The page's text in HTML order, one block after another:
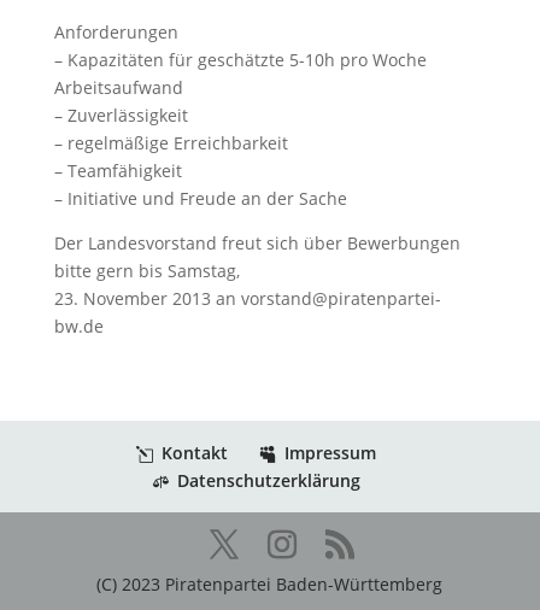
Anforderungen
– Kapazitäten für geschätzte 5-10h pro Woche
Arbeitsaufwand
– Zuverlässigkeit
– regelmäßige Erreichbarkeit
– Teamfähigkeit
– Initiative und Freude an der Sache
Der Landesvorstand freut sich über Bewerbungen
bitte gern bis Samstag,
23. November 2013 an vorstand@piratenpartei-
bw.de
Kontakt
Impressum
Datenschutzerklärung
(C) 2023 Piratenpartei Baden-Württemberg